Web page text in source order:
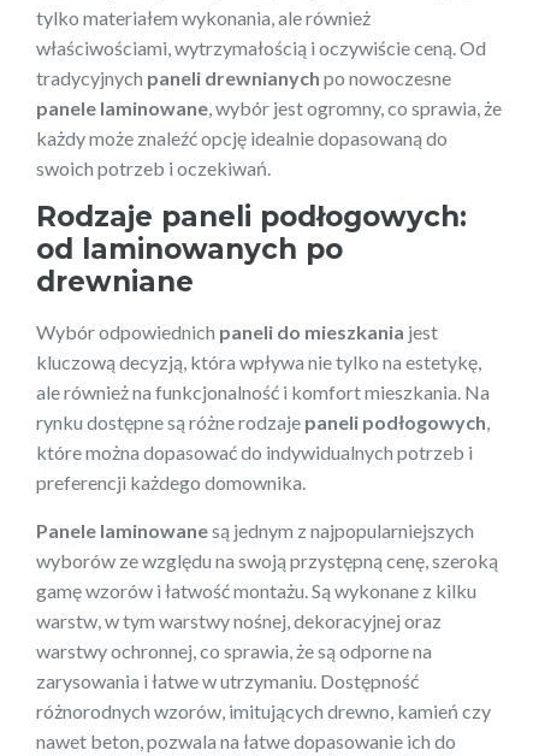
tylko materiałem wykonania, ale również
właściwościami, wytrzymałością i oczywiście ceną. Od
tradycyjnych paneli drewnianych po nowoczesne
panele laminowane , wybór jest ogromny, co sprawia, że
każdy może znaleźć opcję idealnie dopasowaną do
swoich potrzeb i oczekiwań.
Rodzaje paneli podłogowych:
od laminowanych po
drewniane
Wybór odpowiednich paneli do mieszkania jest
kluczową decyzją, która wpływa nie tylko na estetykę,
ale również na funkcjonalność i komfort mieszkania. Na
rynku dostępne są różne rodzaje paneli podłogowych
które można dopasować do indywidualnych potrzeb i
preferencji każdego domownika.
Panele laminowanesą jednym z najpopularniejszych
wyborów ze względu na swoją przystępną cenę, szeroką
gamę wzorów i łatwość montażu. Są wykonane z kilku
warstw, w tym warstwy nośnej, dekoracyjnej oraz
warstwy ochronnej, co sprawia, że są odporne na
zarysowania i łatwe w utrzymaniu. Dostępność
różnorodnych wzorów, imitujących drewno, kamień czy
nawet beton, pozwala na łatwe dopasowanie ich do